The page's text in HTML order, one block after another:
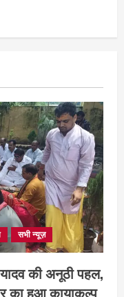
सभी न्यूज़
की अनूठी पहल,
का हुआ कायाकल्प